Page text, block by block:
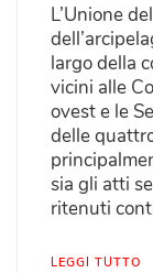
L’Unione
largo della
vicini alle
ovest e le
delle
sia gli atti
ritenuti
LEGGI TUTTO